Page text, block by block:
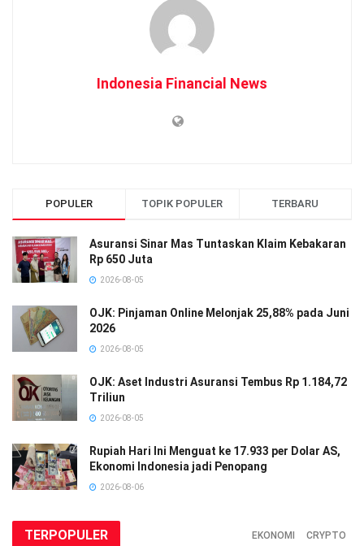
Indonesia Financial News
POPULER TOPIK POPULER TERBARU
Asuransi Sinar Mas Tuntaskan Klaim Kebakaran
Rp 650 Juta
2026-08-05
OJK: Pinjaman Online Melonjak 25,88% pada Juni
2026
2026-08-05
OJK: Aset Industri Asuransi Tembus Rp 1.184,72
Triliun
2026-08-05
Rupiah Hari Ini Menguat ke 17.933 per Dolar AS,
Ekonomi Indonesia jadi Penopang
2026-08-06
TERPOPULER EKONOMI CRYPTO